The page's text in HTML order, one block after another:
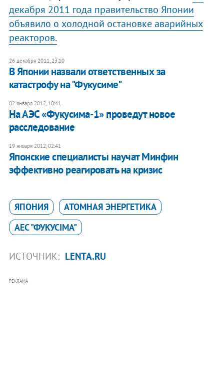
декабря 2011 года правительство Японии
объявило о холодной остановке аварийных
реакторов.
26 декабря 2011, 23:10
В Японии назвали ответственных за
катастрофу на "Фукусиме"
02 января 2012, 10:41
На АЭС «Фукусима-1» проведут новое
расследование
19 января 2012, 02:41
Японские специалисты научат Минфин
эффективно реагировать на кризис
ЯПОНИЯ
АТОМНАЯ ЭНЕРГЕТИКА
АЕС "ФУКУСІМА"
ИСТОЧНИК: LENTA.RU
РЕКЛАМА